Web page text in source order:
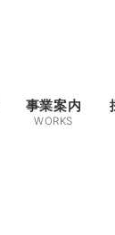
事業案内
WORKS